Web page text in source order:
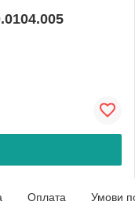
Оплата Умови